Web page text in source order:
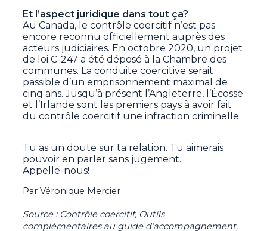
Et l’aspect juridique dans tout ça?
Au Canada, le contrôle coercitif n’est pas
encore reconnu officiellement auprès des
acteurs judiciaires. En octobre 2020, un projet
de loi C-247 a été déposé à la Chambre des
communes. La conduite coercitive serait
passible d’un emprisonnement maximal de
cinq ans. Jusqu’à présent l’Angleterre, l’Écosse
et l’Irlande sont les premiers pays à avoir fait
du contrôle coercitif une infraction criminelle.
Tu as un doute sur ta relation. Tu aimerais
pouvoir en parler sans jugement.
Appelle-nous!
Par Véronique Mercier
Source : Contrôle coercitif, Outils
complémentaires au guide d’accompagnement,